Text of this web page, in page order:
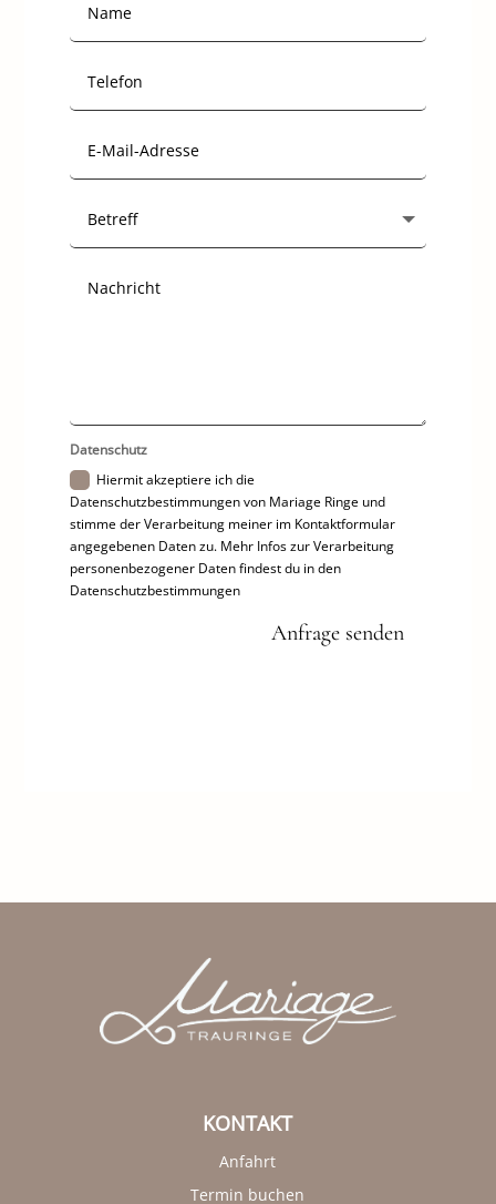
Datenschutz
Hiermit akzeptiere ich die
Datenschutzbestimmungen von Mariage Ringe und
stimme der Verarbeitung meiner im Kontaktformular
angegebenen Daten zu. Mehr Infos zur Verarbeitung
personenbezogener Daten findest du in den
Datenschutzbestimmungen
Anfrage senden
KONTAKT
Anfahrt
Termin buchen